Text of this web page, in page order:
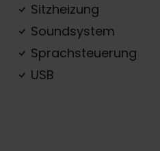
Sitzheizung
Soundsystem
Sprachsteuerung
USB